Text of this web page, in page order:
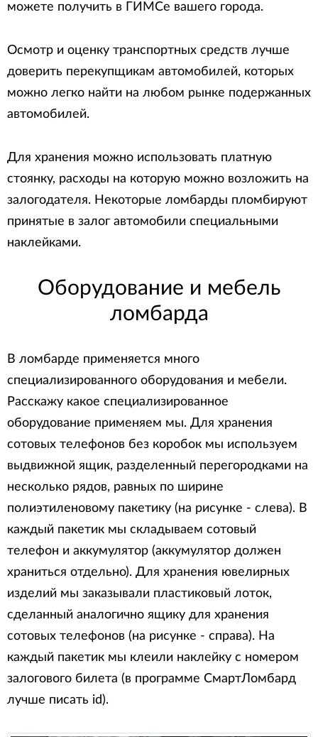
можете получить в ГИМСе вашего города.
Осмотр и оценку транспортных средств лучше
доверить перекупщикам автомобилей, которых
можно легко найти на любом рынке подержанных
автомобилей.
Для хранения можно использовать платную
стоянку, расходы на которую можно возложить на
залогодателя. Некоторые ломбарды пломбируют
принятые в залог автомобили специальными
наклейками.
Оборудование и мебель
ломбарда
В ломбарде применяется много
специализированного оборудования и мебели.
Расскажу какое специализированное
оборудование применяем мы. Для хранения
сотовых телефонов без коробок мы используем
выдвижной ящик, разделенный перегородками на
несколько рядов, равных по ширине
полиэтиленовому пакетику (на рисунке - слева). В
каждый пакетик мы складываем сотовый
телефон и аккумулятор (аккумулятор должен
храниться отдельно). Для хранения ювелирных
изделий мы заказывали пластиковый лоток,
сделанный аналогично ящику для хранения
сотовых телефонов (на рисунке - справа). На
каждый пакетик мы клеили наклейку с номером
залогового билета (в программе СмартЛомбард
лучше писать id).